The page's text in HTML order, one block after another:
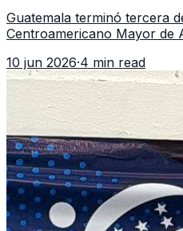
Guatemala terminó tercera
Centroamericano Mayor de
de CDAG.
10 jun 2026·4 min read